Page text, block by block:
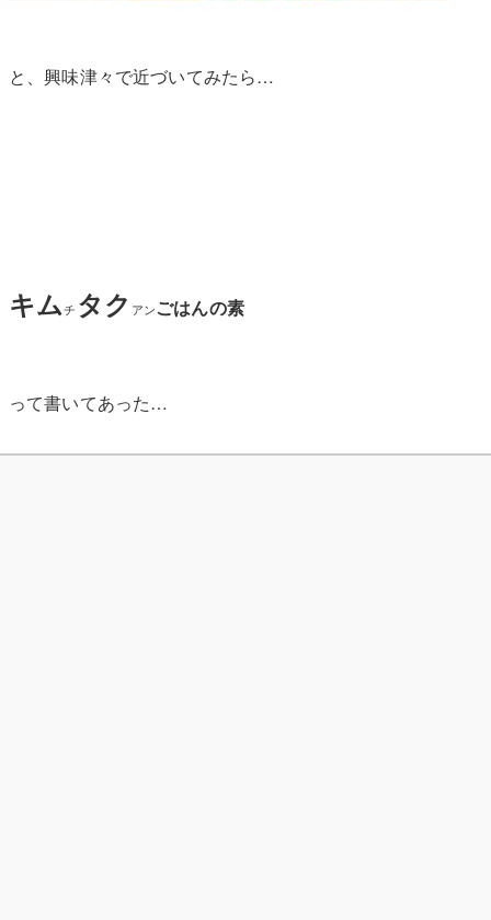
と、興味津々で近づいてみたら…
キムチ タク アン ごはんの素
って書いてあった…